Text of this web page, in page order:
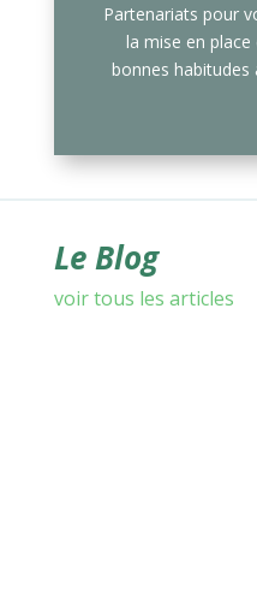
Partenariats pour
la mise en
bonnes habitudes
Le Blog
voir tous les articles